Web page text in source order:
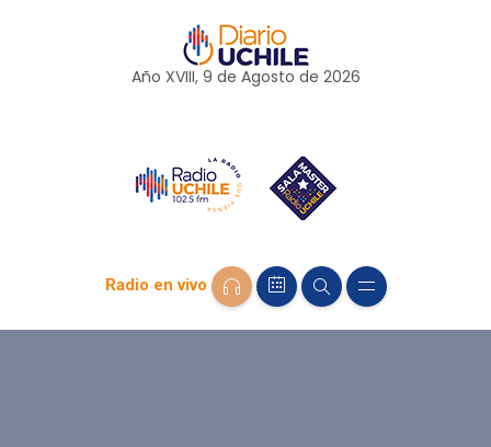
Año XVIII, 9 de Agosto de 2026
Radio en vivo